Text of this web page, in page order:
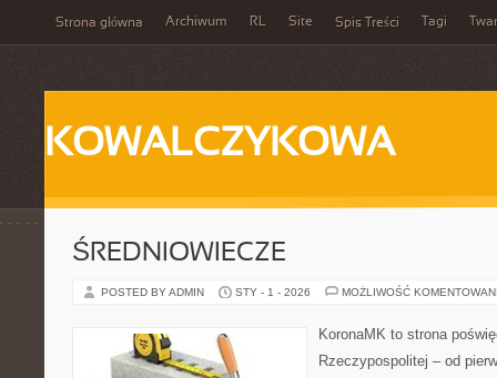
Strona główna Archiwum RL Site Spis Treści Tagi
KOWALCZYKOWA
ŚREDNIOWIECZE
POSTED BY ADMIN STY - 1 - 2026 MOŻLIWOŚĆ
KoronaMK to strona
Rzeczypospolitej – od